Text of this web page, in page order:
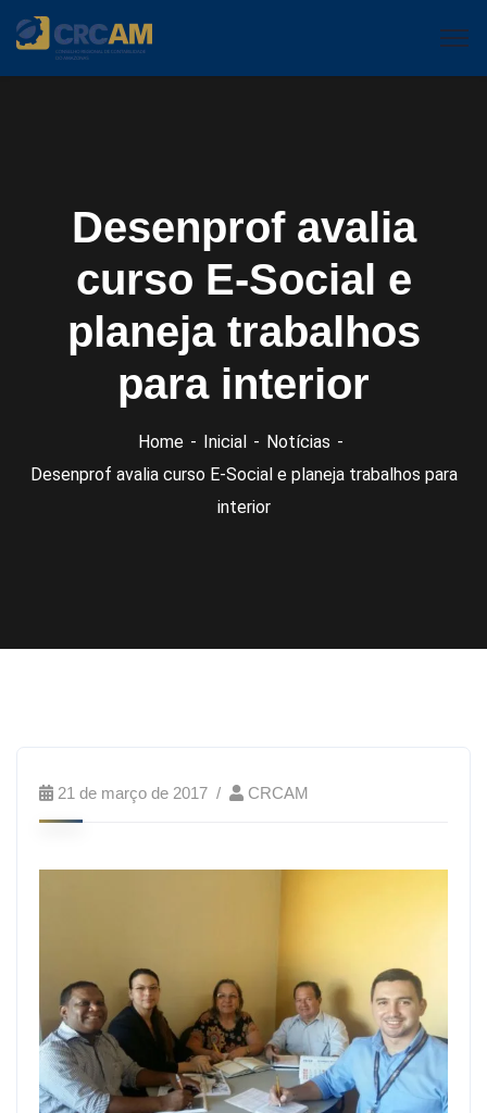
Desenprof avalia
curso E-Social e
planeja trabalhos
para interior
Home Inicial
Notícias
Desenprof avalia curso E-Social e planeja trabalhos para
interior
21 de março de 2017 CRCAM